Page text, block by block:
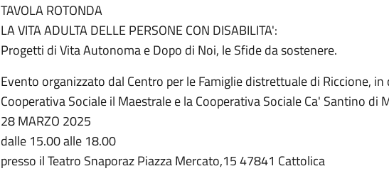
TAVOLA ROTONDA
LA VITA ADULTA DELLE PERSONE CON DISABILITA':
Progetti di Vita Autonoma e Dopo di Noi, le Sfide da sostenere.
Evento organizzato dal Centro per le Famiglie distrettuale di Riccione,
Cooperativa Sociale il Maestrale e la Cooperativa Sociale Ca' Santino di
28 MARZO 2025
dalle 15.00 alle 18.00
presso il Teatro Snaporaz Piazza Mercato,15 47841 Cattolica